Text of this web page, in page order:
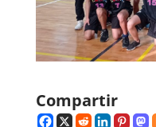
Compartir